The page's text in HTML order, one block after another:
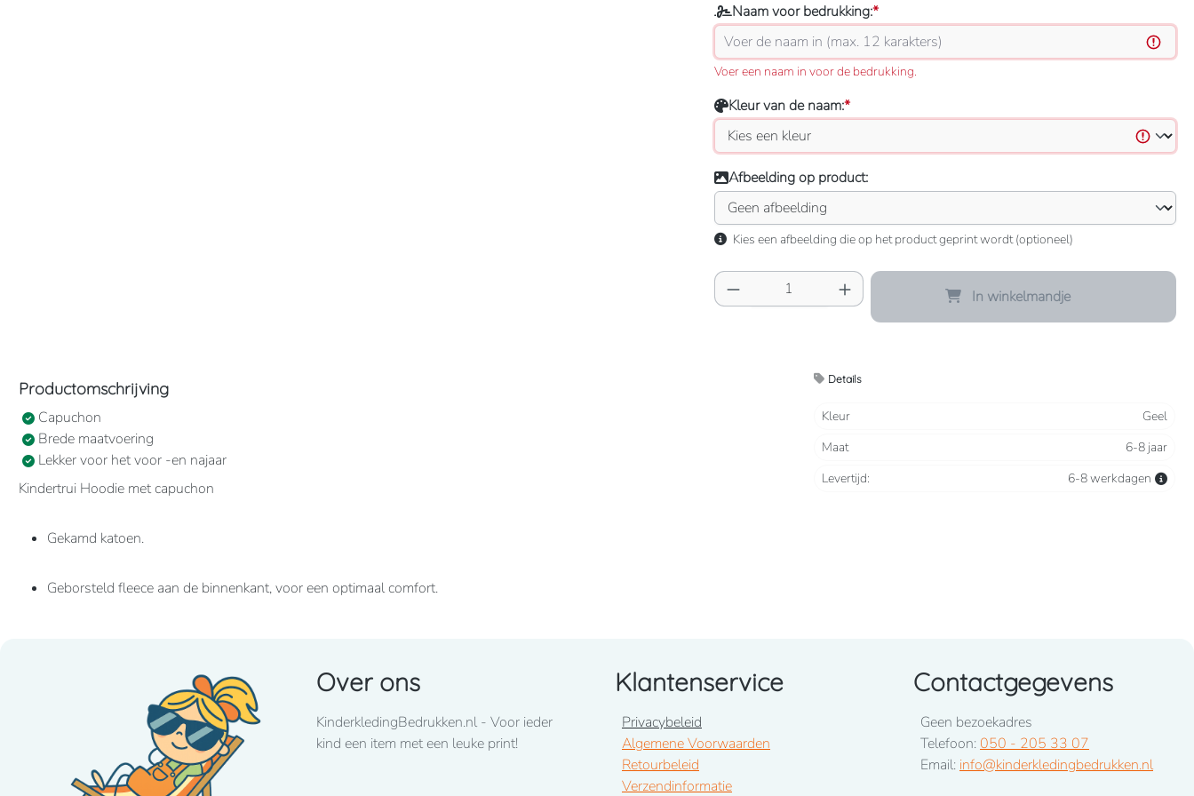
Naam voor bedrukking:*
Voer een naam in voor de bedrukking.
Kleur van de naam:*
Afbeelding op product:
Kies een afbeelding die op het product geprint wordt (optioneel)
Producthoeveelheid: Voer de gewenste
In winkelmandje
Productomschrijving
Capuchon
Brede maatvoering
Lekker voor het voor -en najaar
Kindertrui Hoodie met capuchon
Gekamd katoen.
Geborsteld fleece aan de binnenkant, voor een optimaal comfort.
80% katoen / 20% polyester Geborsteld fleece aan de binnenkant. Ingezette mouwen. Gevoerde capuchon.
Kangoeroezakken. Ribboord aan mouwuiteinden en aan de onderkant.
Details
Kleur
Geel
Maat
6-8 jaar
Levertijd:
6-8 werkdagen
Over ons
KinderkledingBedrukken.nl - Voor ieder
kind een item met een leuke print!
Klantenservice
Privacybeleid
Algemene Voorwaarden
Retourbeleid
Verzendinformatie
Contactgegevens
Geen bezoekadres
Telefoon: 050 - 205 33 07
Email: info@kinderkledingbedrukken.nl